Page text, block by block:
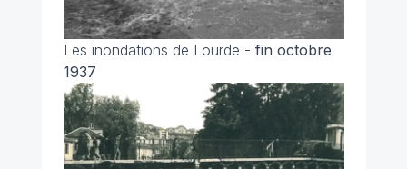
Les inondations de Lourde - fin octobre
1937